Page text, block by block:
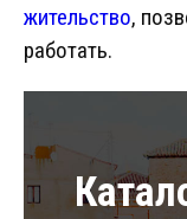
жительство,
работать.